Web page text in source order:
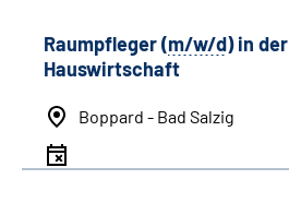
Raumpfleger (m/w/d) in der
Hauswirtschaft
Boppard - Bad Salzig